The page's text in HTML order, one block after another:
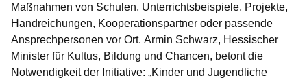
Maßnahmen von Schulen, Unterrichtsbeispiele, Projekte,
Handreichungen, Kooperationspartner oder passende
Ansprechpersonen vor Ort. Armin Schwarz, Hessischer
Minister für Kultus, Bildung und Chancen, betont die
Notwendigkeit der Initiative: „Kinder und Jugendliche